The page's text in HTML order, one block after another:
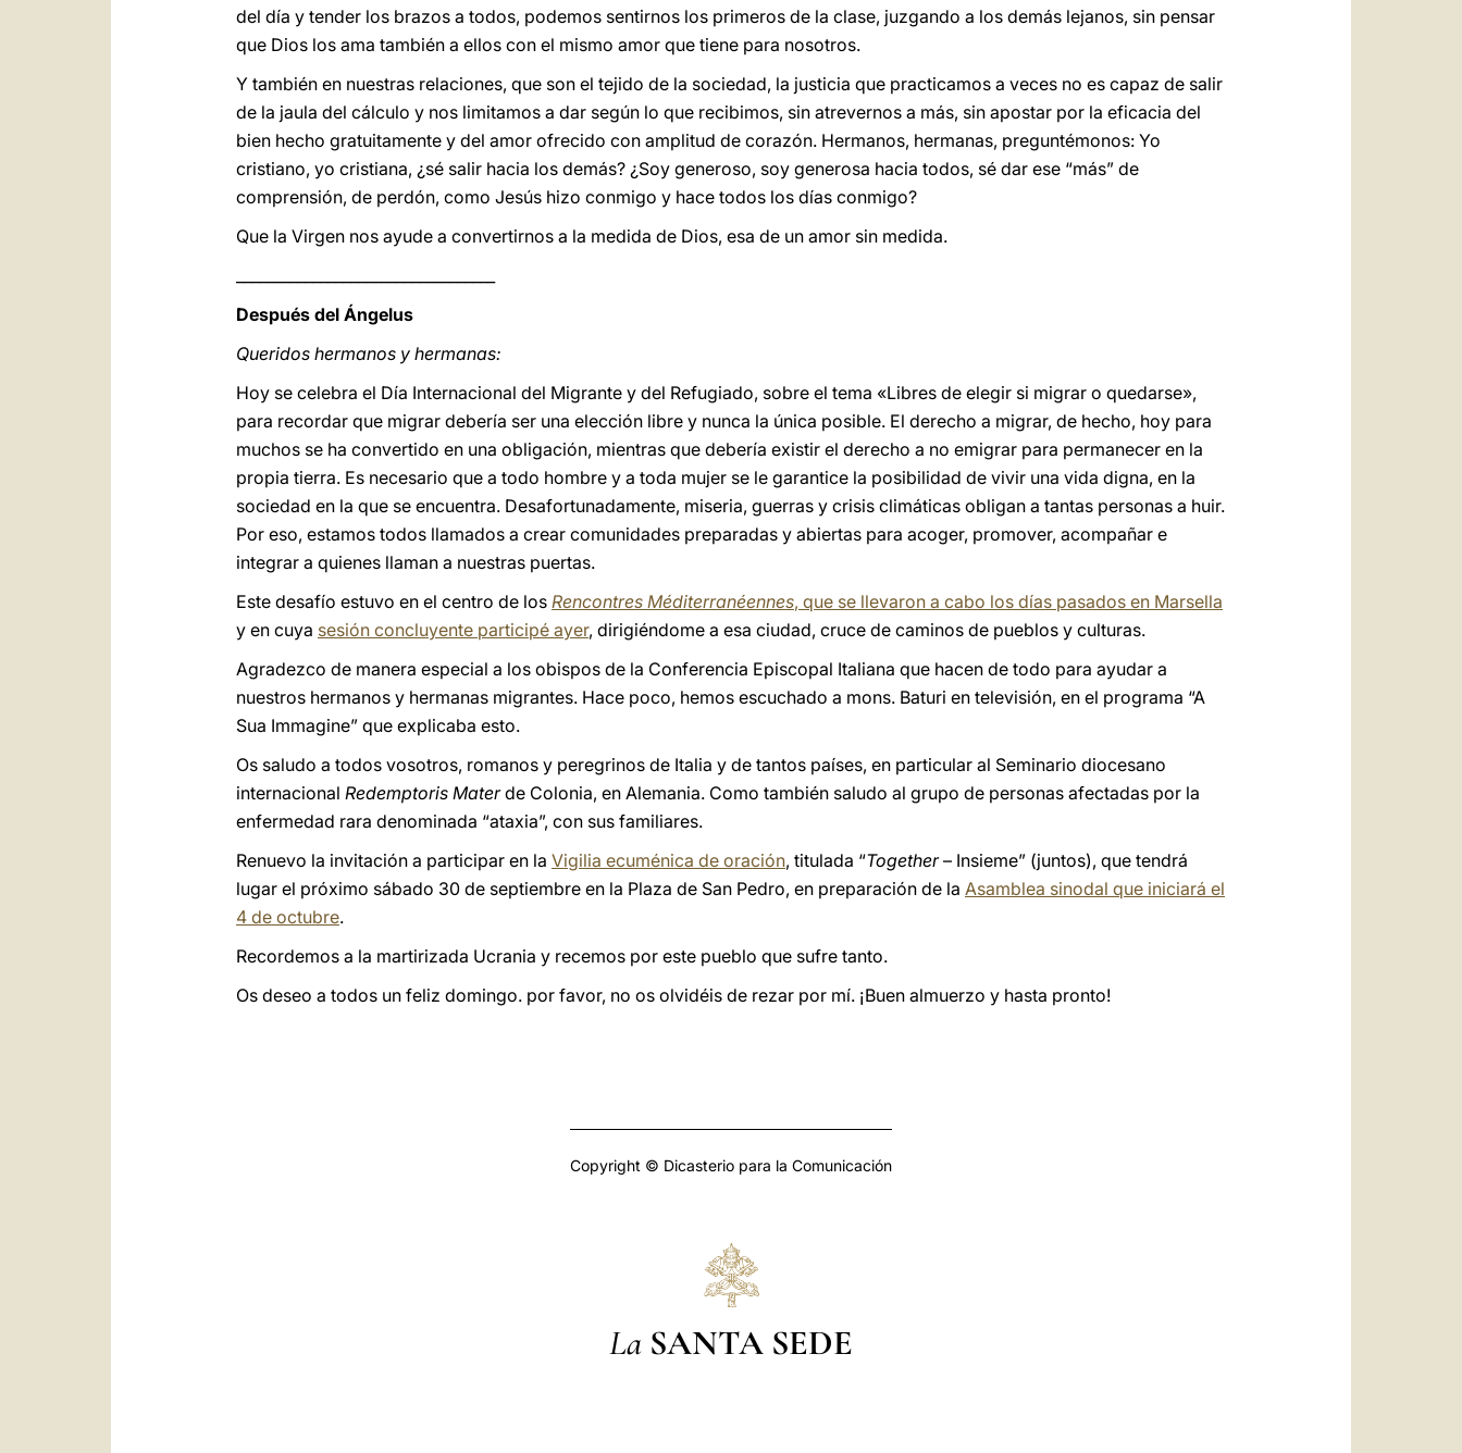
del día y tender los brazos a todos, podemos sentirnos los primeros de la clase, juzgando a los demás lejanos, sin pensar
que Dios los ama también a ellos con el mismo amor que tiene para nosotros.
Y también en nuestras relaciones, que son el tejido de la sociedad, la justicia que practicamos a veces no es capaz de salir
de la jaula del cálculo y nos limitamos a dar según lo que recibimos, sin atrevernos a más, sin apostar por la eficacia del
bien hecho gratuitamente y del amor ofrecido con amplitud de corazón. Hermanos, hermanas, preguntémonos: Yo
cristiano, yo cristiana, ¿sé salir hacia los demás? ¿Soy generoso, soy generosa hacia todos, sé dar ese “más” de
comprensión, de perdón, como Jesús hizo conmigo y hace todos los días conmigo?
Que la Virgen nos ayude a convertirnos a la medida de Dios, esa de un amor sin medida.
Después del Ángelus
Queridos hermanos y hermanas:
Hoy se celebra el Día Internacional del Migrante y del Refugiado, sobre el tema «Libres de elegir si migrar o quedarse»,
para recordar que migrar debería ser una elección libre y nunca la única posible. El derecho a migrar, de hecho, hoy para
muchos se ha convertido en una obligación, mientras que debería existir el derecho a no emigrar para permanecer en la
propia tierra. Es necesario que a todo hombre y a toda mujer se le garantice la posibilidad de vivir una vida digna, en la
sociedad en la que se encuentra. Desafortunadamente, miseria, guerras y crisis climáticas obligan a tantas personas a huir.
Por eso, estamos todos llamados a crear comunidades preparadas y abiertas para acoger, promover, acompañar e
integrar a quienes llaman a nuestras puertas.
Este desafío estuvo en el centro de los Rencontres Méditerranéennes, que se llevaron a cabo los días pasados en Marsella
y en cuya sesión concluyente participé ayer, dirigiéndome a esa ciudad, cruce de caminos de pueblos y culturas.
Agradezco de manera especial a los obispos de la Conferencia Episcopal Italiana que hacen de todo para ayudar a
nuestros hermanos y hermanas migrantes. Hace poco, hemos escuchado a mons. Baturi en televisión, en el programa “A
Sua Immagine” que explicaba esto.
Os saludo a todos vosotros, romanos y peregrinos de Italia y de tantos países, en particular al Seminario diocesano
internacional Redemptoris Materde Colonia, en Alemania. Como también saludo al grupo de personas afectadas por la
enfermedad rara denominada “ataxia”, con sus familiares.
Renuevo la invitación a participar en la Vigilia ecuménica de oración, titulada “Together– Insieme” (juntos), que tendrá
lugar el próximo sábado 30 de septiembre en la Plaza de San Pedro, en preparación de la Asamblea sinodal que iniciará el
4 de octubre.
Recordemos a la martirizada Ucrania y recemos por este pueblo que sufre tanto.
Os deseo a todos un feliz domingo. por favor, no os olvidéis de rezar por mí. ¡Buen almuerzo y hasta pronto!
Copyright © Dicasterio para la Comunicación
La SANTA SEDE